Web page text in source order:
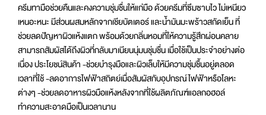
ครีมทามือช่วยคืนและคงความชุ่มชื่นให้แก่มือ ด้วยครีมที่ซึมซาบไว ไม่เหนียว
เหนอะหนะ มีส่วนผสมหลักจากเชียบัตเตอร์ และน้ำมันมะพร้าวสกัดเย็น ที่
ช่วยลดปัญหาผิวแห้งแตก พร้อมด้วยกลิ่นหอมที่ให้ความรู้สึกผ่อนคลาย
สามารถสัมผัสได้ถึงผิวที่กลับมาเนียนนุ่มนชุ่มชื่น เมื่อใช้เป็นประจำอย่างต่อ
เนื่อง ประโยชน์สินค้า -ช่วยบำรุงมือและผิวเล็บให้มีความชุ่มชื้นอยู่ตลอด
เวลาที่ใช้ -ลดอาการไฟฟ้าสถิตย์เมื่อสัมผัสกับอุปกรณ์ไฟฟ้าหรือโลหะ
ต่างๆ -ช่วยลดอาหารผิวมือแห้งหลังจากที่ใช้ผลิตภัณฑ์แอลกอฮอล์
ทำความสะอาดมือเป็นเวลานาน